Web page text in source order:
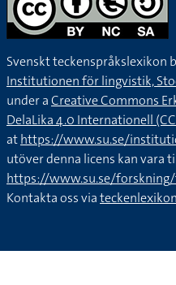
Svenskt teckenspråkslexikon
Institutionen för lingvistik,
under aCreative Commons
DelaLika 4.0 Internationell (CC
athttps://www.su.se/
utöver denna licens kan vara
https://www.su.se/
Kontakta oss via